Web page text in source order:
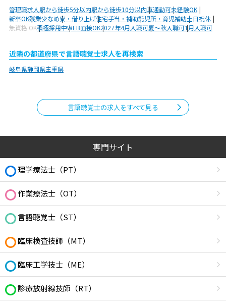
管理職求人駅から徒歩5分以内駅から徒歩10分以内車通勤可未経験OK
新卒OK残業少なめ寮・借り上げ住宅手当・補助託児所・育児補助土日祝休
無資格 OK積極採用中WEB面接OK2027年4月入職可夏～秋入職可1月入職可
近隣の都道府県で言語聴覚士求人を再検索
岐阜県静岡県三重県
言語聴覚士の求人をすべて見る
専門サイト
理学療法士（PT）
作業療法士（OT）
言語聴覚士（ST）
臨床検査技師（MT）
臨床工学技士（ME）
診療放射線技師（RT）